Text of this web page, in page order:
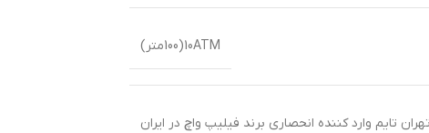
10ATM(100متر)
تایم وارد کننده انحصاری برند فیلیپ واچ در ایران